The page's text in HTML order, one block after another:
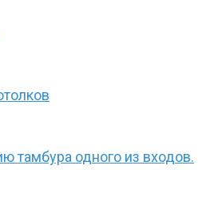
тамбура одного из входов.